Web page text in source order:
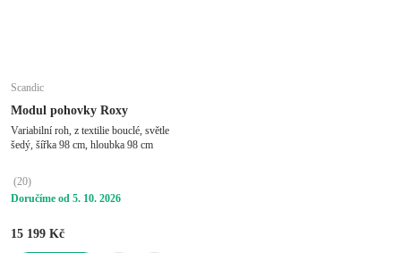
Scandic
Modul pohovky Roxy
Variabilní roh, z textilie bouclé, světle
šedý, šířka 98 cm, hloubka 98 cm
(20)
Doručíme od 5. 10. 2026
15 199 Kč